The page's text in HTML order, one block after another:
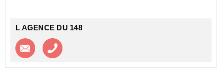
L AGENCE DU 148
Contacter l'agence